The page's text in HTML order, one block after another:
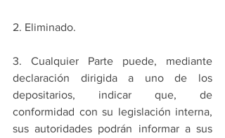
2. Eliminado.
3. Cualquier Parte puede, mediante
declaración dirigida a uno de los
depositarios, indicar que, de
conformidad con su legislación interna,
sus autoridades podrán informar a sus